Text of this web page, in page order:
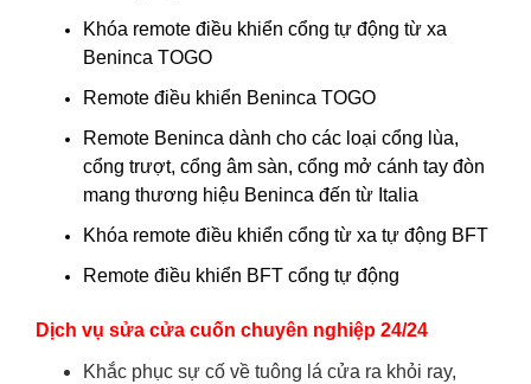
Khóa remote điều khiển cổng tự động từ xa
Beninca TOGO
Remote điều khiển Beninca TOGO
Remote Beninca dành cho các loại cổng lùa,
cổng trượt, cổng âm sàn, cổng mở cánh tay đòn
mang thương hiệu Beninca đến từ Italia
Khóa remote điều khiển cổng từ xa tự động BFT
Remote điều khiển BFT cổng tự động
Dịch vụ sửa cửa cuốn chuyên nghiệp 24/24
Khắc phục sự cố về tuông lá cửa ra khỏi ray,